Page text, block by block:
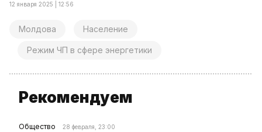
12 января 2025 | 12:56
Молдова Население
Режим ЧП в сфере энергетики
Рекомендуем
Общество 28 февраля, 23:00